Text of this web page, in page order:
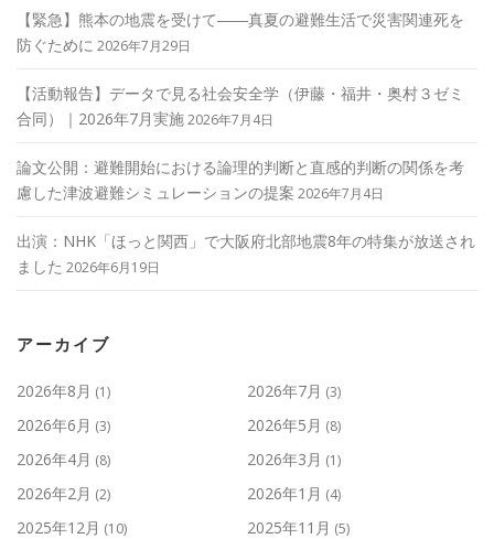
【緊急】熊本の地震を受けて――真夏の避難生活で災害関連死を
防ぐために 2026年7月29日
【活動報告】データで見る社会安全学（伊藤・福井・奥村３ゼミ
合同）｜2026年7月実施2026年7月4日
論文公開：避難開始における論理的判断と直感的判断の関係を考
慮した津波避難シミュレーションの提案 2026年7月4日
出演：NHK「ほっと関西」で大阪府北部地震8年の特集が放送され
ました 2026年6月19日
アーカイブ
2026年8月 (1) 2026年7月 (3)
2026年6月 (3) 2026年5月 (8)
2026年4月 (8) 2026年3月 (1)
2026年2月 (2) 2026年1月 (4)
2025年12月 (10) 2025年11月 (5)